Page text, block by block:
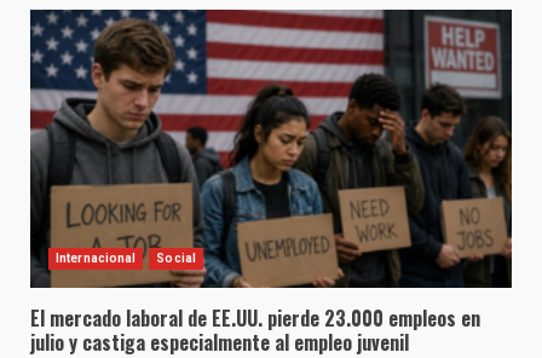
Internacional Social
El mercado laboral de EE.UU. pierde 23.000 empleos en
julio y castiga especialmente al empleo juvenil